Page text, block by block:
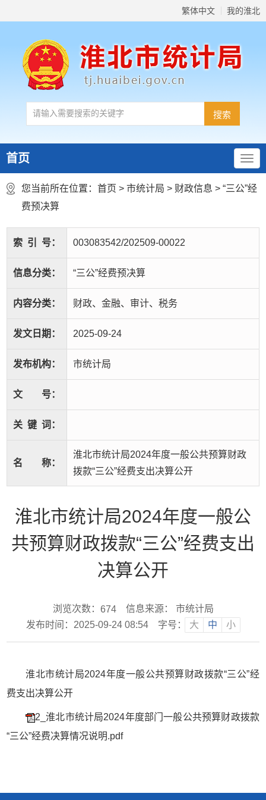
繁体中文 我的淮北
首页
您当前所在位置： 首页 > 市统计局 > 财政信息 > “三公”经
费预决算
索 引 号： 003083542/202509-00022
信息分类： “三公”经费预决算
内容分类： 财政、金融、审计、税务
发文日期： 2025-09-24
发布机构： 市统计局
文 号：
关 键 词：
名 称：
淮北市统计局2024年度一般公共预算财政
拨款“三公”经费支出决算公开
淮北市统计局2024年度一般公
共预算财政拨款“三公”经费支出
决算公开
浏览次数： 674
信息来源： 市统计局
发布时间：2025-09-24 08:54
字号： 大 中 小
淮北市统计局2024年度一般公共预算财政拨款“三公”经
费支出决算公开
2_淮北市统计局2024年度部门一般公共预算财政拨款
“三公”经费决算情况说明.pdf